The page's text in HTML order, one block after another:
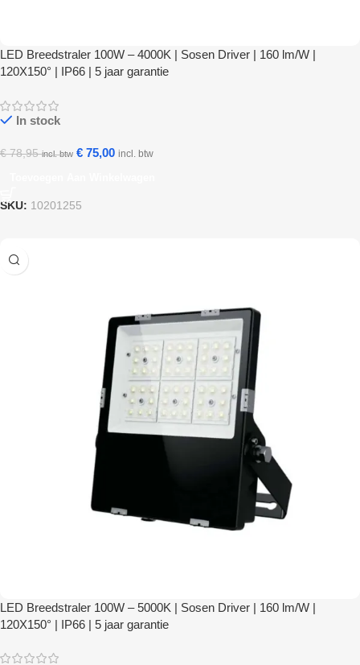
LED Breedstraler 100W – 4000K | Sosen Driver | 160 lm/W |
120X150° | IP66 | 5 jaar garantie
In stock
€78,95 incl. btw € 75,00 incl. btw
SKU: 10201255
LED Breedstraler 100W – 5000K | Sosen Driver | 160 lm/W |
120X150° | IP66 | 5 jaar garantie